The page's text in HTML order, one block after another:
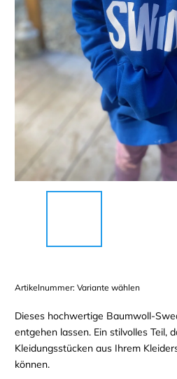
Artikelnummer: Variante wählen
Dieses hochwertige Baumwoll-
entgehen lassen. Ein stilvolles Teil,
Kleidungsstücken aus Ihrem
können.